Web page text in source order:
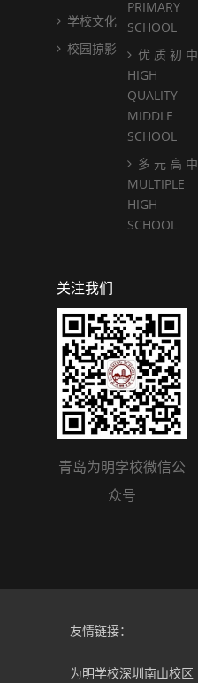
学校文化
校园掠影
PRIMARY
SCHOOL
优 质 初 中
HIGH
QUALITY
MIDDLE
SCHOOL
多 元 高 中
MULTIPLE
HIGH
SCHOOL
关注我们
青岛为明学校微信公
众号
友情链接：
为明学校深圳南山校区